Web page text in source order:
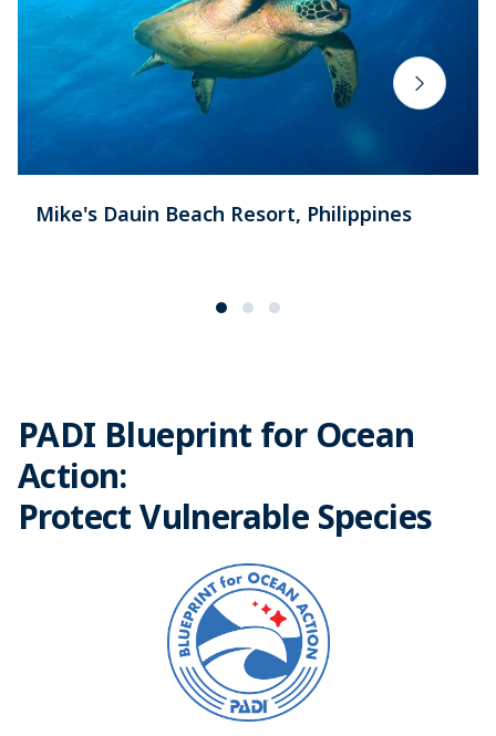
Mike's Dauin Beach Resort, Philippines
PADI Blueprint for Ocean
Action:
Protect Vulnerable Species